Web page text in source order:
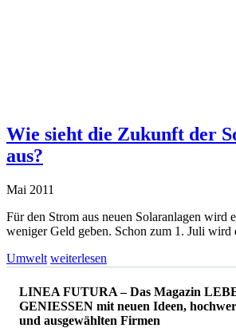
Wie sieht die Zukunft der
aus?
Mai 2011
Für den Strom aus neuen Solaranlagen wird
weniger Geld geben. Schon zum 1. Juli
Umwelt weiterlesen
LINEA FUTURA – Das Magazin
GENIESSEN mit neuen Ideen,
und ausgewählten Firmen